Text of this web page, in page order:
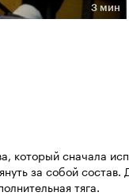
3 мин
который сначала
за собой
тяга.